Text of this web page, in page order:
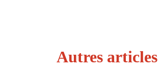
Autres articles